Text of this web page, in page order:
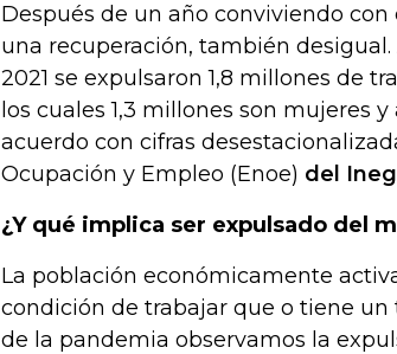
Después de un año conviviendo
una recuperación, también
2021 se expulsaron 1,8 millones de
los cuales 1,3 millones son mujeres
acuerdo con cifras
Ocupación y Empleo (Enoe) del
¿Y qué implica ser expulsado del
La población económicamente
condición de trabajar que o tiene
de la pandemia observamos la